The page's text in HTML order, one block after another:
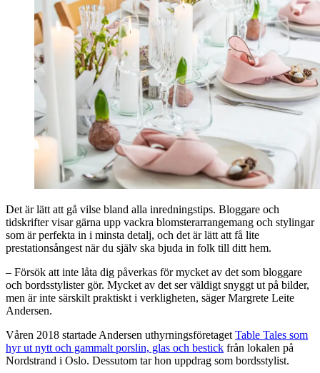
Det är lätt att gå vilse bland alla inredningstips. Bloggare och
tidskrifter visar gärna upp vackra blomsterarrangemang och stylingar
som är perfekta in i minsta detalj, och det är lätt att få lite
prestationsångest när du själv ska bjuda in folk till ditt hem.
– Försök att inte låta dig påverkas för mycket av det som bloggare
och bordsstylister gör. Mycket av det ser väldigt snyggt ut på bilder,
men är inte särskilt praktiskt i verkligheten, säger Margrete Leite
Andersen.
Våren 2018 startade Andersen uthyrningsföretaget Table Tales som
hyr ut nytt och gammalt porslin, glas och bestick från lokalen på
Nordstrand i Oslo. Dessutom tar hon uppdrag som bordsstylist.